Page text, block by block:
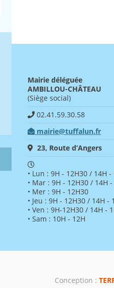
Mairie déléguée
AMBILLOU-CHÂTEAU
(Siège social)
02.41.59.30.58
mairie@tuffalun.fr
23, Route d’Angers
• Lun : 9H - 12H30 / 14H -
• Mar : 9H - 12H30 / 14H -
• Mer : 9H - 12H30
• Jeu : 9H - 12H30 / 14H -
• Ven : 9H-12H30 / 14H -
• Sam : 10H - 12H
Conception :